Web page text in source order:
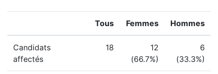
Tous Femmes Hommes
Candidats
affectés
18
12
(66.7%)
6
(33.3%)